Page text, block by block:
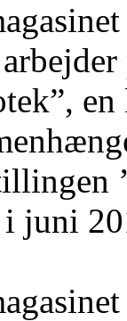
en
juni